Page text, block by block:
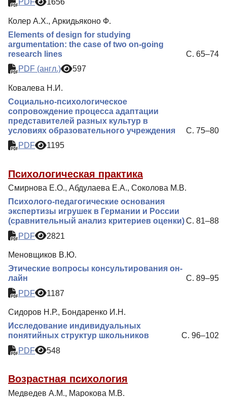
PDF
1656
Колер А.Х., Аркидьяконо Ф.
Еlements of design for studying
argumentation: the case of two on-going
research lines
С. 65–74
PDF (англ.)
597
Ковалева Н.И.
Социально-психологическое
сопровождение процесса адаптации
представителей разных культур в
условиях образовательного учреждения
С. 75–80
PDF
1195
Психологическая практика
Смирнова Е.О., Абдулаева Е.А., Соколова М.В.
Психолого-педагогические основания
экспертизы игрушек в Германии и России
(сравнительный анализ критериев оценки)С. 81–88
PDF
2821
Меновщиков В.Ю.
Этические вопросы консультирования он-
лайн
С. 89–95
PDF
1187
Сидоров Н.Р., Бондаренко И.Н.
Исследование индивидуальных
понятийных структур школьников
С. 96–102
PDF
548
Возрастная психология
Медведев А.М., Марокова М.В.